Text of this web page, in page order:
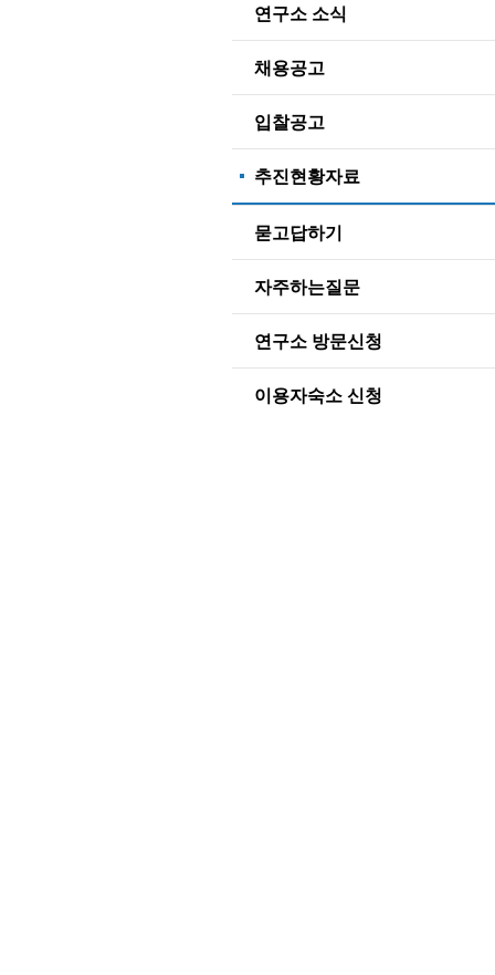
연구소 소식
채용공고
입찰공고
추진현황자료
묻고답하기
자주하는질문
연구소 방문신청
이용자숙소 신청